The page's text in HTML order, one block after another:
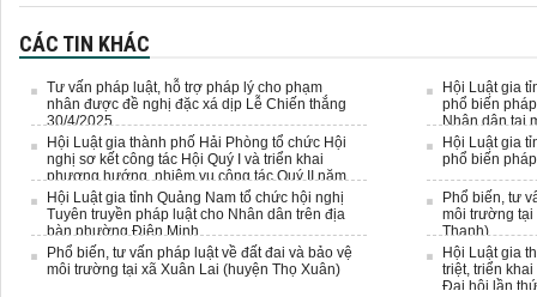
CÁC TIN KHÁC
Tư vấn pháp luật, hỗ trợ pháp lý cho phạm
nhân được đề nghị đặc xá dịp Lễ Chiến thắng
30/4/2025
Hội Luật gia thành phố Hải Phòng tổ chức Hội
nghị sơ kết công tác Hội Quý I và triển khai
phương hướng, nhiệm vụ công tác Quý II năm
2025
Hội Luật gia tỉnh Quảng Nam tổ chức hội nghị
Tuyên truyền pháp luật cho Nhân dân trên địa
bàn phường Điện Minh.
Phổ biến, tư vấn pháp luật về đất đai và bảo vệ
môi trường tại xã Xuân Lai (huyện Thọ Xuân)
Hội Luật gia
phổ biến
Nhân dân tại
Hội Luật gia
phổ biến
Phổ biến, tư
môi trường tại
Thanh)
Hội Luật gia
triệt, triển
Đại hội lần